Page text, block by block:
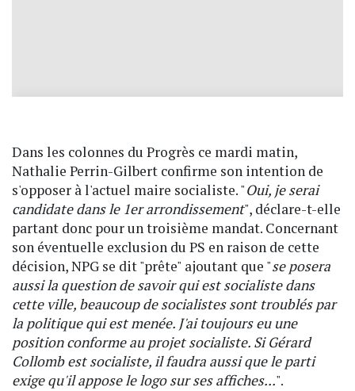
Dans les colonnes du Progrès ce mardi matin,
Nathalie Perrin-Gilbert confirme son intention de
s'opposer à l'actuel maire socialiste. "Oui, je serai
candidate dans le 1er arrondissement", déclare-t-elle
partant donc pour un troisième mandat. Concernant
son éventuelle exclusion du PS en raison de cette
décision, NPG se dit "prête" ajoutant que "se posera
aussi la question de savoir qui est socialiste dans
cette ville, beaucoup de socialistes sont troublés par
la politique qui est menée. J'ai toujours eu une
position conforme au projet socialiste. Si Gérard
Collomb est socialiste, il faudra aussi que le parti
exige qu'il appose le logo sur ses affiches...".